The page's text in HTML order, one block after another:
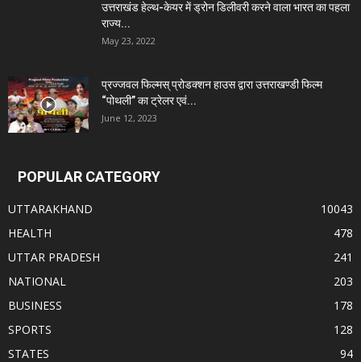
उत्तराखंड हेल्थ-केयर में ड्रोन डिलीवरी करने वाला भारत का पहला
राज्य...
May 23, 2022
प्रज्जवल फिल्मस् प्रोडक्शन हाउस द्वारा उत्तराखण्डी फिल्म
“पोथली” का ट्रेलर एवं...
June 12, 2023
POPULAR CATEGORY
UTTARAKHAND
10043
HEALTH
478
UTTAR PRADESH
241
NATIONAL
203
BUSINESS
178
SPORTS
128
STATES
94